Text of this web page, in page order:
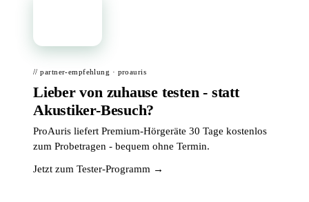
// partner-empfehlung · proauris
Lieber von zuhause testen - statt
Akustiker-Besuch?
ProAuris liefert Premium-Hörgeräte 30 Tage kostenlos
zum Probetragen - bequem ohne Termin.
Jetzt zum Tester-Programm →